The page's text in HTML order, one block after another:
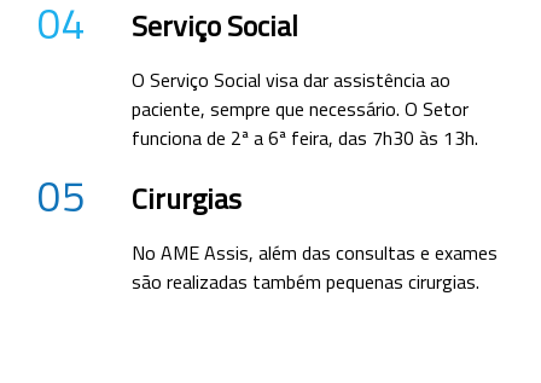
04 Serviço Social
O Serviço Social visa dar assistência ao
paciente, sempre que necessário. O Setor
funciona de 2ª a 6ª feira, das 7h30 às 13h.
05 Cirurgias
No AME Assis, além das consultas e exames
são realizadas também pequenas cirurgias.